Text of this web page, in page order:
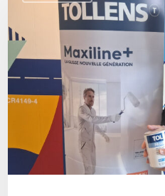
:
Des
pneus
vie
transformés